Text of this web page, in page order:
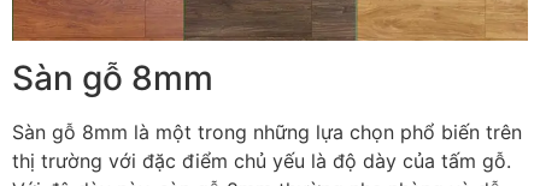
Sàn gỗ 8mm
Sàn gỗ 8mm là một trong những lựa chọn phổ biến trên
thị trường với đặc điểm chủ yếu là độ dày của tấm gỗ.